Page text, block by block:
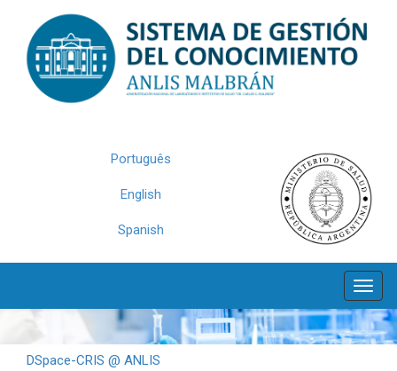
navigation
Português
English
Spanish
DSpace-CRIS @ ANLIS